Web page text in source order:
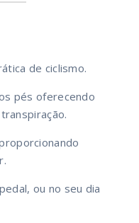
de ciclismo.
pés oferecendo
ou no seu dia